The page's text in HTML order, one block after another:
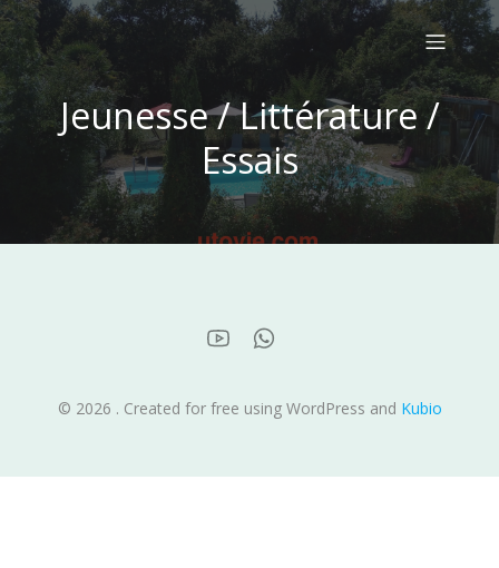
Jeunesse / Littérature /
Essais
© 2026 . Created for free using WordPress and Kubio